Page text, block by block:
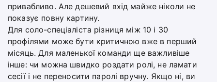
привабливо. Але дешевий вхід майже ніколи не
показує повну картину.
Для соло-спеціаліста різниця між 10 і 30
профілями може бути критичною вже в перший
місяць. Для маленької команди ще важливіше
інше: чи можна швидко роздати ролі, не ламати
сесії і не переносити паролі вручну. Якщо ні, ви